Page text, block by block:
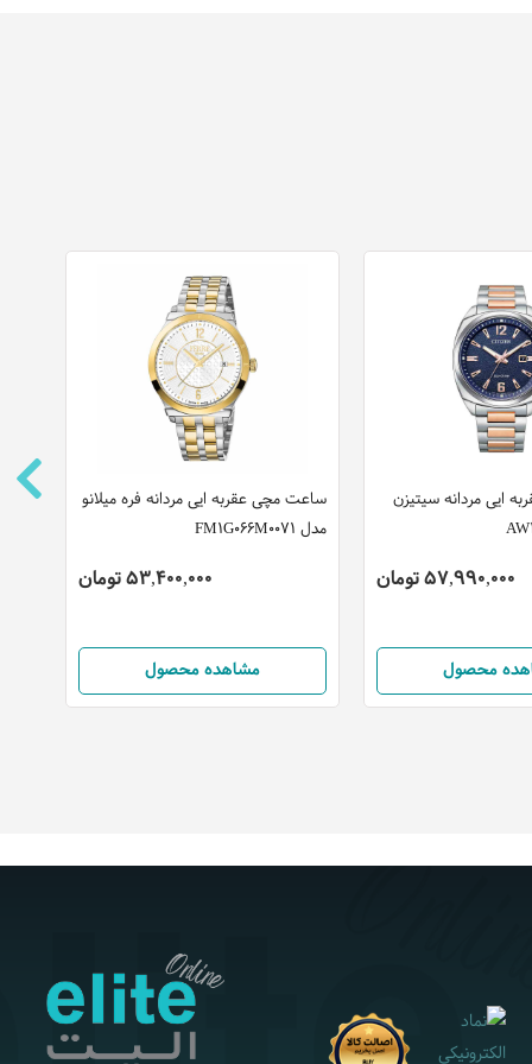
ساعت مچی عقربه ایی مردانه فره میلانو
مدل FM1G066M0071
53,400,000 تومان
مشاهده محصول
ایی مردانه سیتیزن
57,990,000 تومان
محصول